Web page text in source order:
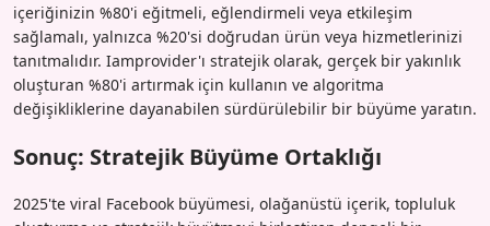
içeriğinizin %80'i eğitmeli, eğlendirmeli veya etkileşim
sağlamalı, yalnızca %20'si doğrudan ürün veya hizmetlerinizi
tanıtmalıdır. Iamprovider'ı stratejik olarak, gerçek bir yakınlık
oluşturan %80'i artırmak için kullanın ve algoritma
değişikliklerine dayanabilen sürdürülebilir bir büyüme yaratın.
Sonuç: Stratejik Büyüme Ortaklığı
2025'te viral Facebook büyümesi, olağanüstü içerik, topluluk